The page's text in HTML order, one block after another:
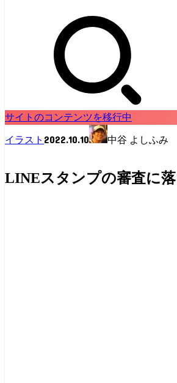
サイトのコンテンツを移行中
イラスト 2022.10.10 中谷 よしふみ
LINEスタンプの審査に